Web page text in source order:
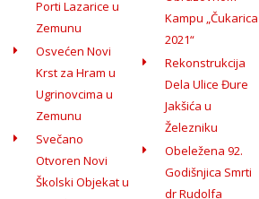
Porti Lazarice u
Zemunu
Osvećen Novi
Krst za Hram u
Ugrinovcima u
Zemunu
Svečano
Otvoren Novi
Školski Objekat u
Kampu „Čukarica
2021“
Rekonstrukcija
Dela Ulice Đure
Jakšića u
Železniku
Obeležena 92.
Godišnjica Smrti
dr Rudolfa